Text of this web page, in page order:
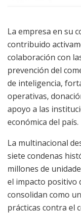
La empresa en su
contribuido
colaboración con
prevención del
de inteligencia,
operativas,
apoyo a las
económica del país.
La multinacional
siete condenas
millones de
el impacto positivo
consolidan como
prácticas contra el